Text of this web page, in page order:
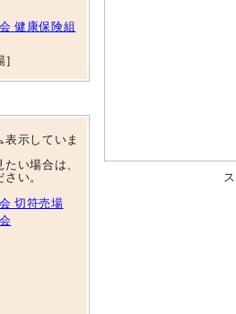
健康保険組
]
示していま
い場合は、
い。
切符売場